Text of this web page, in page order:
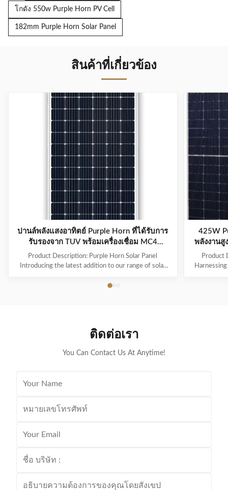
โกดัง 550w Purple Horn PV Cell
182mm Purple Horn Solar Panel
สินค้าที่เกี่ยวข้อง
ปานล์พลังแสงอาทิตย์ Purple Horn ที่ได้รับการ
รับรองจาก TUV พร้อมเครื่องเชื่อม MC4
ประเภท -40°C ถึง 85°C
Product Description: Purple Horn Solar Panel
Introducing the latest addition to our range of solar
premium quality and high efficiency, this solar panel is
to meet the growing demand for cost-effective and
425W
พลังงานสู
Product
ติดต่อเรา
You Can Contact Us At Anytime!